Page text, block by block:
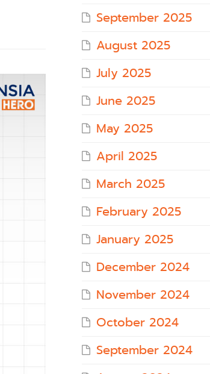
September 2025
August 2025
July 2025
June 2025
May 2025
April 2025
March 2025
February 2025
January 2025
December 2024
November 2024
October 2024
September 2024